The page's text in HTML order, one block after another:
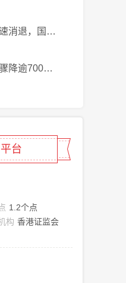
地缘溢价加速消退，国际油价短
美原油库存骤降逾700万桶，
台
1.2个点
构 香港证监会